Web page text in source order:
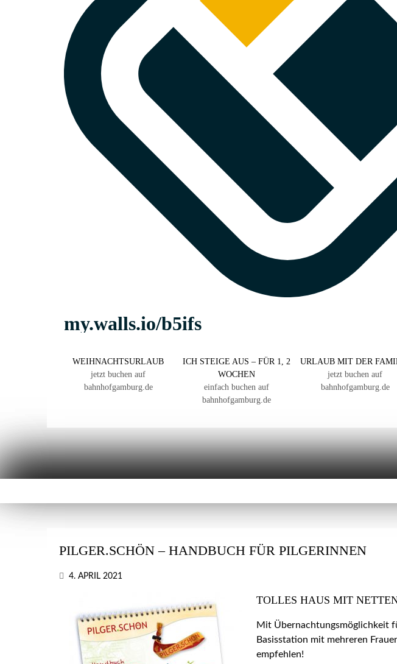
WEIHNACHTSURLAUB
jetzt buchen auf
bahnhofgamburg.de
ICH STEIGE AUS – FÜR 1, 2
WOCHEN
einfach buchen auf
bahnhofgamburg.de
URLAUB MIT DER
jetzt buchen auf
bahnhofgamburg.de
PILGER.SCHÖN – HANDBUCH FÜR PILGERINNEN
4. APRIL 2021
TOLLES HAUS MIT
Mit Übernachtungsmöglichkeit
Basisstation mit mehreren
empfehlen!